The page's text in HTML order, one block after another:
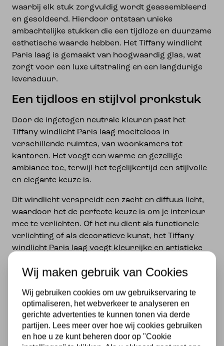
waarbij elk stuk zorgvuldig wordt geassembleerd
en gesoldeerd. Hierdoor ontstaan unieke
ambachtelijke stukken die een tijdloze en duurzame
esthetische waarde hebben. Het Tiffany windlicht
Paris laag is gemaakt van hoogwaardig glas, wat
zorgt voor een luxe uitstraling en een langdurige
levensduur.
Een tijdloos en stijlvol pronkstuk
Door de ingetogen neutrale kleuren past het
Tiffany windlicht Paris laag moeiteloos in
verschillende ruimtes, van woonkamers tot
kantoren. Het voegt een warme en gezellige
ambiance toe, terwijl het tegelijkertijd een stijlvolle
en elegante keuze is.
Dit windlicht verspreidt een zacht en diffuus licht,
waardoor het de perfecte keuze is om je interieur
mee te verlichten. Of het nu dient als functionele
verlichting of als decoratieve kunst, het Tiffany
windlicht Paris laag voegt kleurrijke en artistieke
Haal nu dit stijlvolle erfstuk in huis en geniet van de
tijdloze schoonheid en klasse die het met zich
meebrengt. Het Tiffany windlicht Paris laag is niet
alleen een eyecatcher, maar ook een waardevolle
toevoeging aan jouw interieur. Bestel vandaag nog
en laat je betoveren door de prachtige wereld van
Wij maken gebruik van Cookies
Wij gebruiken cookies om uw gebruikservaring te
optimaliseren, het webverkeer te analyseren en
gerichte advertenties te kunnen tonen via derde
partijen. Lees meer over hoe wij cookies gebruiken
en hoe u ze kunt beheren door op "Cookie